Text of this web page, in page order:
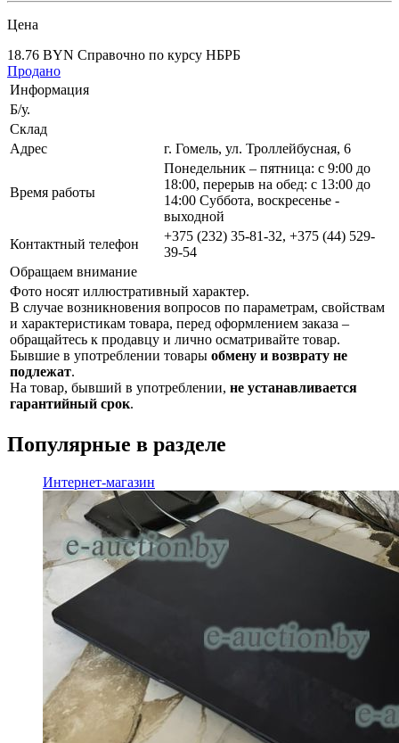
Цена
18.76 BYN Справочно по курсу НБРБ
Продано
Информация
Б/у.
Склад
Адрес
г. Гомель, ул. Троллейбусная, 6
Время работы
Понедельник – пятница: с 9:00 до
18:00, перерыв на обед: с 13:00 до
14:00 Суббота, воскресенье -
выходной
Контактный телефон
+375 (232) 35-81-32, +375 (44) 529-
39-54
Обращаем внимание
Фото носят иллюстративный характер.
В случае возникновения вопросов по параметрам, свойствам
и характеристикам товара, перед оформлением заказа –
обращайтесь к продавцу и лично осматривайте товар.
Бывшие в употреблении товары обмену и возврату не
подлежат.
На товар, бывший в употреблении, не устанавливается
гарантийный срок.
Популярные в разделе
Интернет-магазин